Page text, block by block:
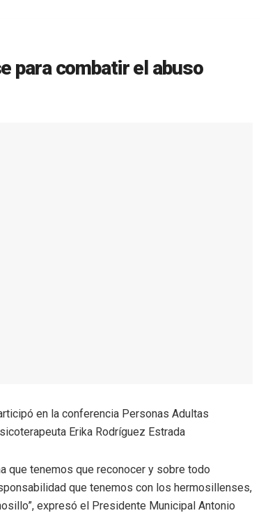
para combatir el abuso
en la conferencia Personas Adultas
Erika Rodríguez Estrada
que tenemos que reconocer y sobre todo
que tenemos con los hermosillenses,
expresó el Presidente Municipal Antonio